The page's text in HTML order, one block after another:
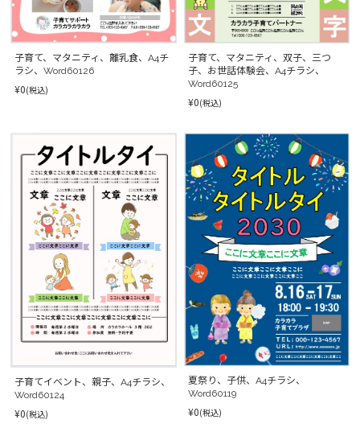
子育て、マタニティ、離乳食、A4チ
ラシ、Word60126
¥0(税込)
子育て、マタニティ、双子、三つ
子、お世話体験会、A4チラシ、
Word60125
¥0(税込)
子育てイベント、親子、A4チラシ、
Word60124
¥0(税込)
夏祭り、子供、A4チラシ、
Word60119
¥0(税込)